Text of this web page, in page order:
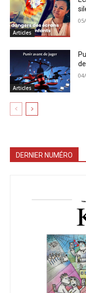
Articles
Articles
DERNIER NUMÉRO